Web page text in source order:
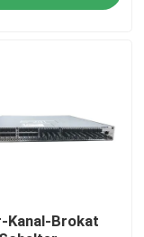
Kanal-Brokat